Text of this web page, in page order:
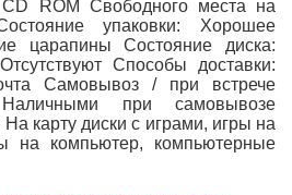
ROM Свободного места на
упаковки: Хорошее
царапины Состояние диска:
Способы доставки:
Самовывоз / при встрече
при самовывозе
карту диски с играми, игры на
на компьютер, компьютерные